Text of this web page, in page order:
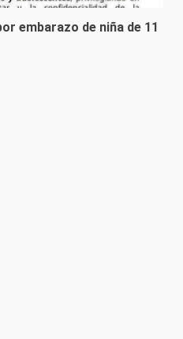
embarazo de niña de 11